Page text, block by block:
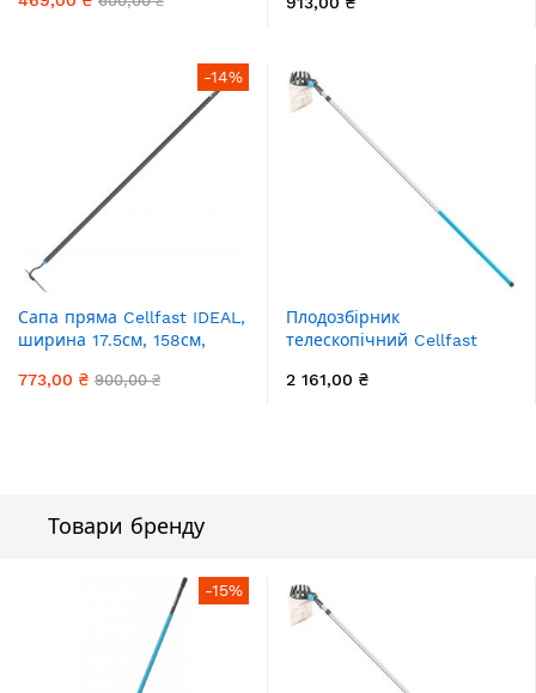
-14%
Сапа пряма Cellfast IDEAL,
ширина 17.5см, 158см,
773,00 ₴ 900,00 ₴
Плодозбірник
телескопічний Cellfast
2 161,00 ₴
Товари бренду
-15%